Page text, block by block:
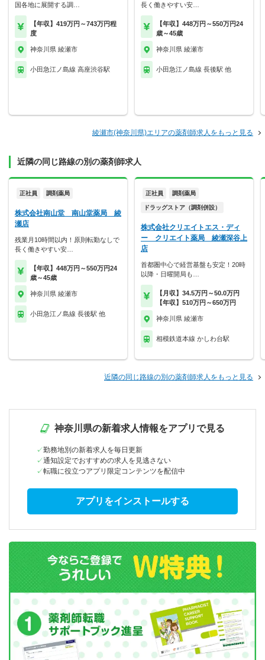
国各地に展開する調…
【年収】419万円～743万円程
度
神奈川県 綾瀬市
小田急江ノ島線 高座渋谷駅
長く働きやすい安…
【年収】448万円～550万円24
歳～45歳
神奈川県 綾瀬市
小田急江ノ島線 長後駅 他
綾瀬市(神奈川県)エリアの薬剤師求人をもっと見る
近隣の同じ路線の別の薬剤師求人
正社員 調剤薬局
株式会社南山堂 南山堂薬局 綾
瀬店
残業月10時間以内！原則転勤なしで
長く働きやすい安…
【年収】448万円～550万円24
歳～45歳
神奈川県 綾瀬市
小田急江ノ島線 長後駅 他
正社員 調剤薬局
ドラッグストア（調剤併設）
株式会社クリエイトエス・ディ
ー クリエイト薬局 綾瀬深谷上
店
首都圏中心で経営基盤も安定！20時
以降・日曜開局も…
【月収】34.5万円～50.0万円
【年収】510万円～650万円
神奈川県 綾瀬市
相模鉄道本線 かしわ台駅
近隣の同じ路線の別の薬剤師求人をもっと見る
神奈川県の新着求人情報をアプリで見る
勤務地別の新着求人を毎日更新
通知設定でおすすめの求人を見逃さない
転職に役立つアプリ限定コンテンツを配信中
アプリをインストールする